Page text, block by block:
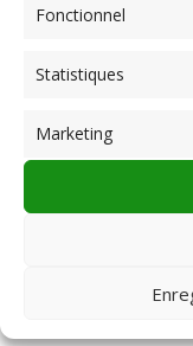
Fonctionnel
Statistiques
Marketing
Mercredi 19
Samedi 22 octobre
Lundi 24 octobre à
Mardi 25 octobre
Ciné-Tence à